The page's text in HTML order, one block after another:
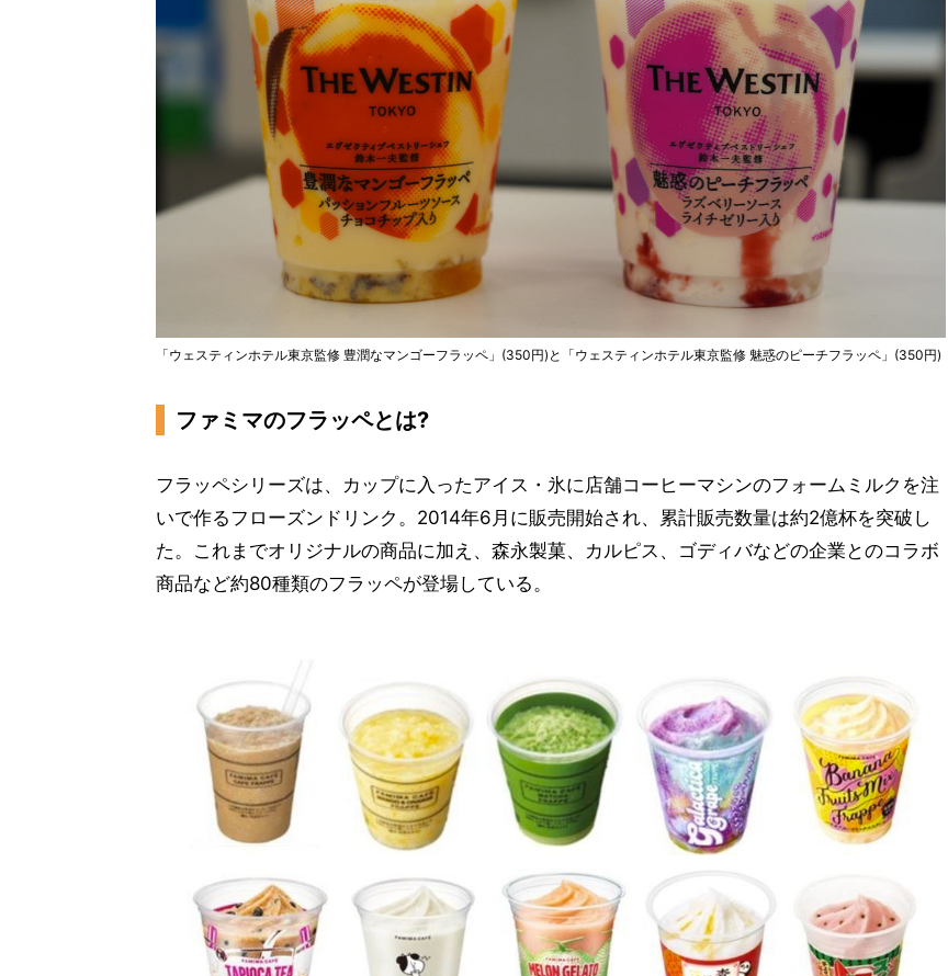
「ウェスティンホテル東京監修 豊潤なマンゴーフラッペ」(350円)と「ウェスティンホテル東京監修 魅惑のピーチフラッペ」(350円)
ファミマのフラッペとは?
フラッペシリーズは、カップに入ったアイス・氷に店舗コーヒーマシンのフォームミルクを注
いで作るフローズンドリンク。2014年6月に販売開始され、累計販売数量は約2億杯を突破し
た。これまでオリジナルの商品に加え、森永製菓、カルピス、ゴディバなどの企業とのコラボ
商品など約80種類のフラッペが登場している。